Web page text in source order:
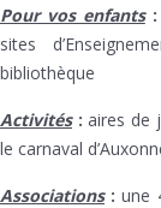
Pour vos enfants:
sites
bibliothèque
Activités:aires de
le carnaval
Associations:une